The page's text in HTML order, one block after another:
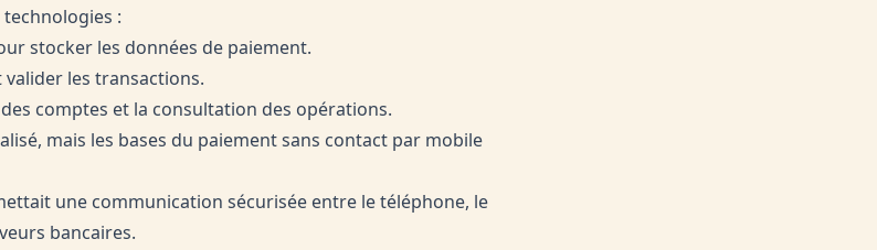
:
stocker les données de paiement.
les transactions.
comptes et la consultation des opérations.
mais les bases du paiement sans contact par mobile
une communication sécurisée entre le téléphone, le
bancaires.